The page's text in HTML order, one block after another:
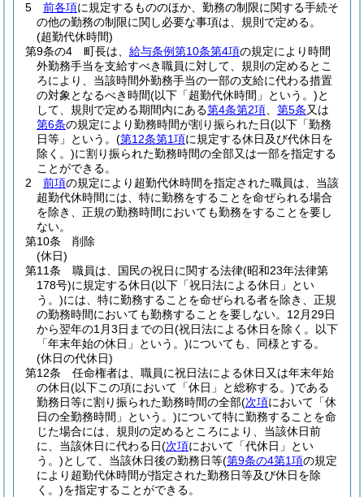
5
前各項に規定するもののほか、勤務の制限に関する手続そ
の他の勤務の制限に関し必要な事項は、規則で定める。
(超勤代休時間)
第9条の4
町長は、 給与条例第10条第4項の規定により時間
外勤務手当を支給すべき職員に対して、規則の定めるとこ
ろにより、当該時間外勤務手当の一部の支給に代わる措置
の対象となるべき時間(以下「超勤代休時間」という。)と
して、規則で定める期間内にある第4条第2項 第5条又は
第6条の規定により勤務時間が割り振られた日(以下「勤務
日等」という。 (第12条第1項に規定する休日及び代休日を
除く。)に割り振られた勤務時間の全部又は一部を指定する
ことができる。
2
前項の規定により超勤代休時間を指定された職員は、当該
超勤代休時間には、特に勤務をすることを命ぜられる場合
を除き、正規の勤務時間においても勤務をすることを要し
ない。
第10条
削除
(休日)
第11条
職員は、国民の祝日に関する法律(昭和23年法律第
178号)に規定する休日(以下「祝日法による休日」とい
う。)には、特に勤務することを命ぜられる者を除き、正規
の勤務時間においても勤務することを要しない。 12月29日
から翌年の1月3日までの日(祝日法による休日を除く。以下
「年末年始の休日」という。)についても、同様とする。
(休日の代休日)
第12条
任命権者は、職員に祝日法による休日又は年末年始
の休日(以下この項において「休日」と総称する。)である
勤務日等に割り振られた勤務時間の全部(次項において「休
日の全勤務時間」という。)について特に勤務することを命
じた場合には、規則の定めるところにより、当該休日前
に、当該休日に代わる日(次項において「代休日」とい
う。)として、当該休日後の勤務日等(第9条の4第1項の規定
により超勤代休時間が指定された勤務日等及び休日を除
く。)を指定することができる。